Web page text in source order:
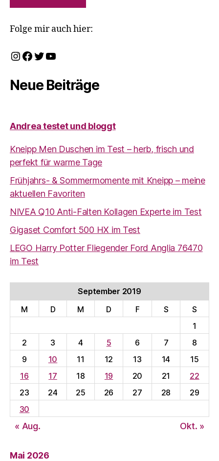
Folge mir auch hier:
Instagram
Facebook
Twitter
YouTube
Neue Beiträge
Andrea testet und bloggt
Kneipp Men Duschen im Test – herb, frisch und
perfekt für warme Tage
Frühjahrs- & Sommermomente mit Kneipp – meine
aktuellen Favoriten
NIVEA Q10 Anti-Falten Kollagen Experte im Test
Gigaset Comfort 500 HX im Test
LEGO Harry Potter Fliegender Ford Anglia 76470
im Test
September 2019
M
D M D F S
S
1
2
3 4 5 6 7
8
9
10 11 12 13 14
15
16
17 18 19 20 21
22
23
24 25 26 27 28
29
30
« Aug. Okt. »
Mai 2026